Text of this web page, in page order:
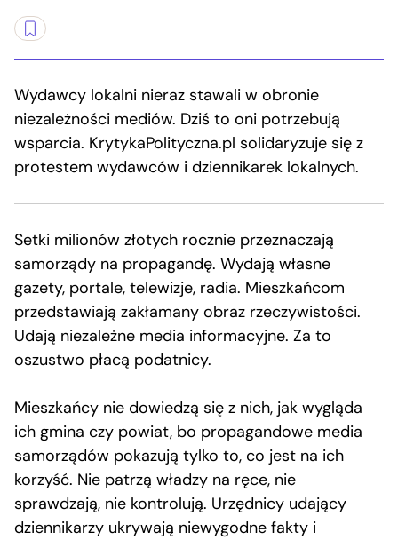
Wydawcy lokalni nieraz stawali w obronie
niezależności mediów. Dziś to oni potrzebują
wsparcia. KrytykaPolityczna.pl solidaryzuje się z
protestem wydawców i dziennikarek lokalnych.
Setki milionów złotych rocznie przeznaczają
samorządy na propagandę. Wydają własne
gazety, portale, telewizje, radia. Mieszkańcom
przedstawiają zakłamany obraz rzeczywistości.
Udają niezależne media informacyjne. Za to
oszustwo płacą podatnicy.
Mieszkańcy nie dowiedzą się z nich, jak wygląda
ich gmina czy powiat, bo propagandowe media
samorządów pokazują tylko to, co jest na ich
korzyść. Nie patrzą władzy na ręce, nie
sprawdzają, nie kontrolują. Urzędnicy udający
dziennikarzy ukrywają niewygodne fakty i